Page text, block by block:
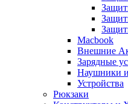
Macbook
Внешние
Зарядные
Наушники и
Устройства
Рюкзаки